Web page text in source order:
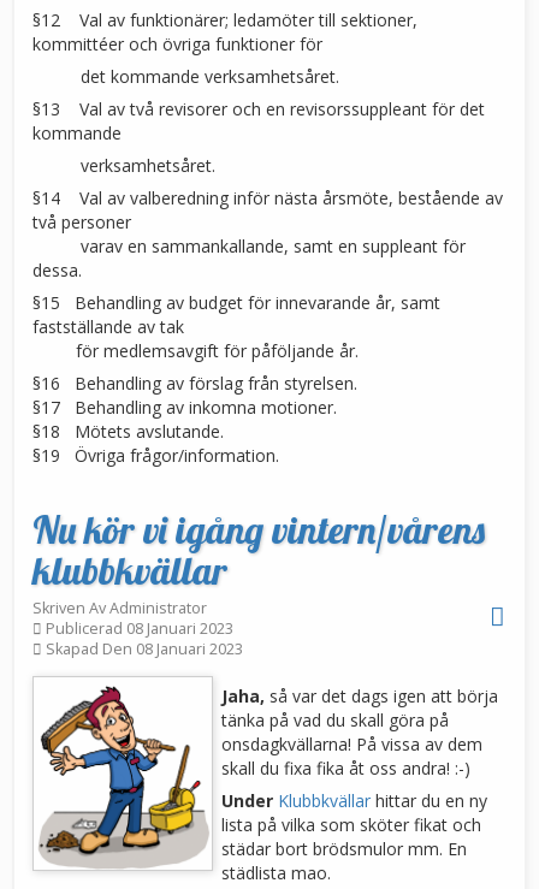
§12 Val av funktionärer; ledamöter till sektioner,
kommittéer och övriga funktioner för
det kommande verksamhetsåret.
§13 Val av två revisorer och en revisorssuppleant för det
kommande
verksamhetsåret.
§14 Val av valberedning inför nästa årsmöte, bestående av
två personer
varav en sammankallande, samt en suppleant för
dessa.
§15 Behandling av budget för innevarande år, samt
fastställande av tak
för medlemsavgift för påföljande år.
§16 Behandling av förslag från styrelsen.
§17 Behandling av inkomna motioner.
§18 Mötets avslutande.
§19 Övriga frågor/information.
Nu kör vi igång vintern/vårens
klubbkvällar
Skriven AvAdministrator
Publicerad 08 Januari 2023
Skapad Den 08 Januari 2023
Jaha, så var det dags igen att börja
tänka på vad du skall göra på
onsdagkvällarna! På vissa av dem
skall du fixa fika åt oss andra! :-)
Under Klubbkvällar hittar du en ny
lista på vilka som sköter fikat och
städar bort brödsmulor mm. En
städlista mao.